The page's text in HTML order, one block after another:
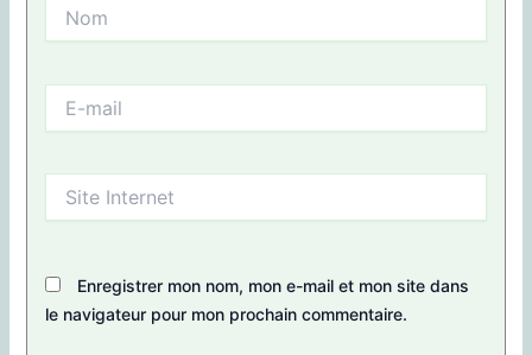
mail
Internet
Enregistrer mon nom, mon e-mail et mon site dans
le navigateur pour mon prochain commentaire.